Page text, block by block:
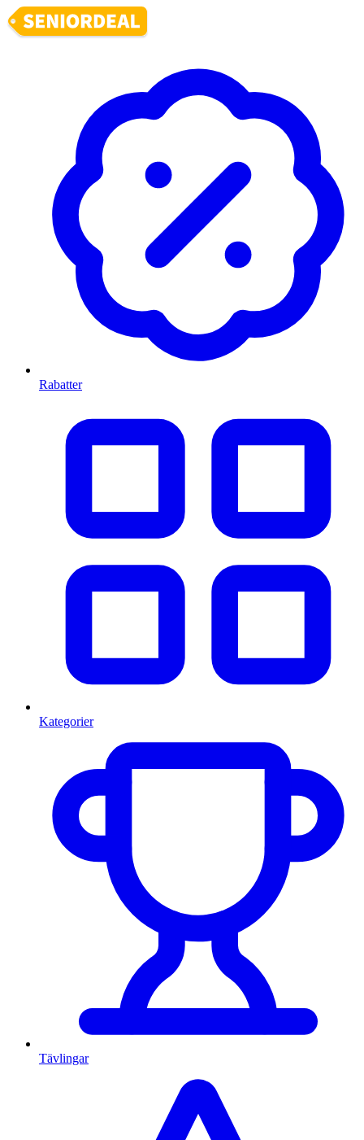
Rabatter
Kategorier
Tävlingar